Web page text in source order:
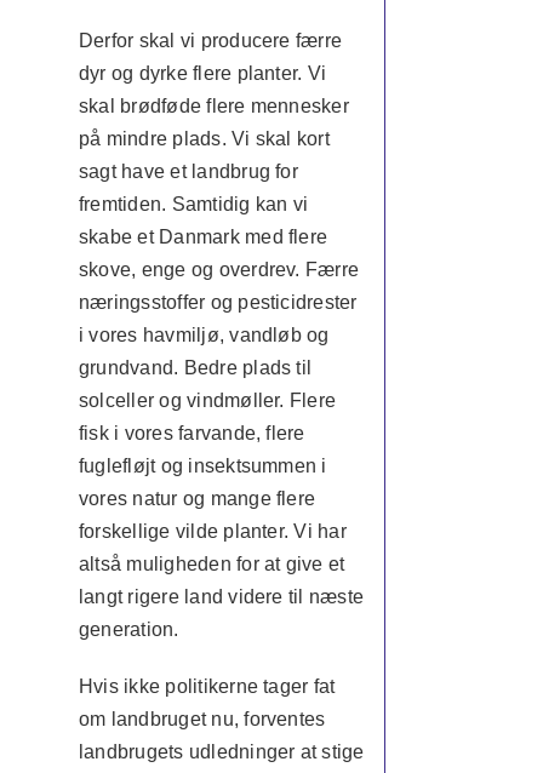
Derfor skal vi producere færre
dyr og dyrke flere planter. Vi
skal brødføde flere mennesker
på mindre plads. Vi skal kort
sagt have et landbrug for
fremtiden. Samtidig kan vi
skabe et Danmark med flere
skove, enge og overdrev. Færre
næringsstoffer og pesticidrester
i vores havmiljø, vandløb og
grundvand. Bedre plads til
solceller og vindmøller. Flere
fisk i vores farvande, flere
fuglefløjt og insektsummen i
vores natur og mange flere
forskellige vilde planter. Vi har
altså muligheden for at give et
langt rigere land videre til næste
generation.
Hvis ikke politikerne tager fat
om landbruget nu, forventes
landbrugets udledninger at stige